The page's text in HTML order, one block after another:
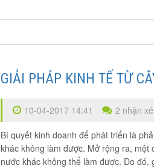
GIẢI PHÁP KINH TẾ TỪ
10-04-2017 14:41 2 nhận
Bí quyết kinh doanh để phát triển là
khác không làm được. Mở rộng ra,
nước khác không thể làm được. Do